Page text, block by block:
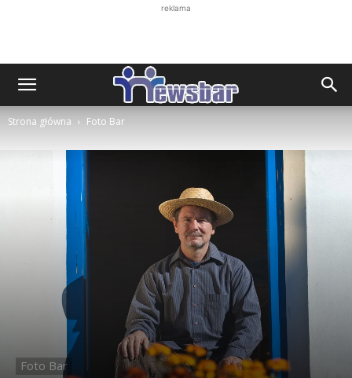
reklama
Strona główna Foto Bar
Foto Bar